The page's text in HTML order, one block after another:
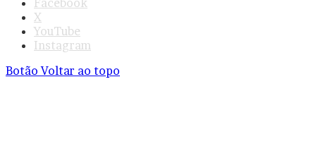
X
YouTube
Instagram
Botão Voltar ao topo